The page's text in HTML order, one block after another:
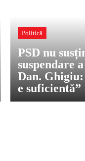
Politică
PSD nu
suspendare
Dan.
e suficientă”